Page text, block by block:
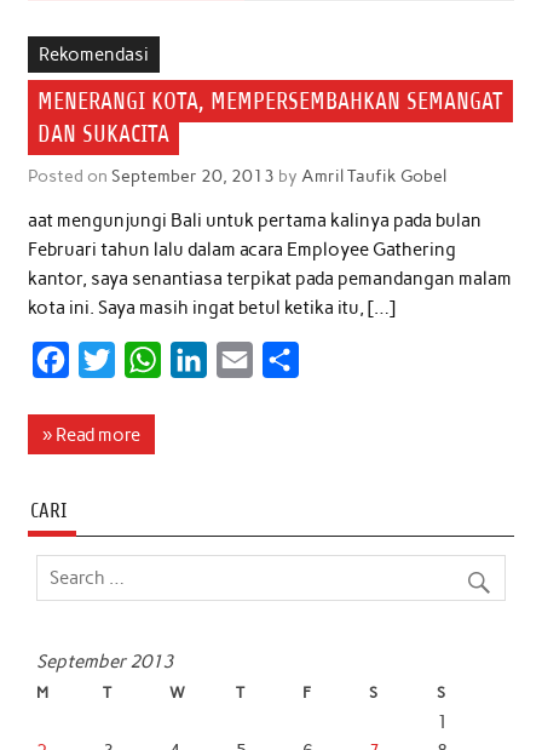
Rekomendasi
MENERANGI KOTA, MEMPERSEMBAHKAN SEMANGAT
DAN SUKACITA
Posted on September 20, 2013 by Amril Taufik Gobel
aat mengunjungi Bali untuk pertama kalinya pada bulan
Februari tahun lalu dalam acara Employee Gathering
kantor, saya senantiasa terpikat pada pemandangan malam
kota ini. Saya masih ingat betul ketika itu, […]
c
o
o
i
e
W
A
d
» Read more
CARI
September 2013
M T W T F S S
1